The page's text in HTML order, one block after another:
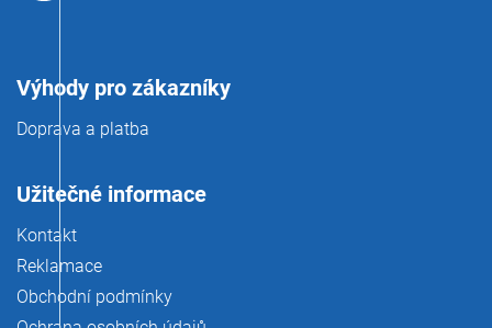
Výhody pro zákazníky
Doprava a platba
Užitečné informace
Kontakt
Reklamace
Obchodní podmínky